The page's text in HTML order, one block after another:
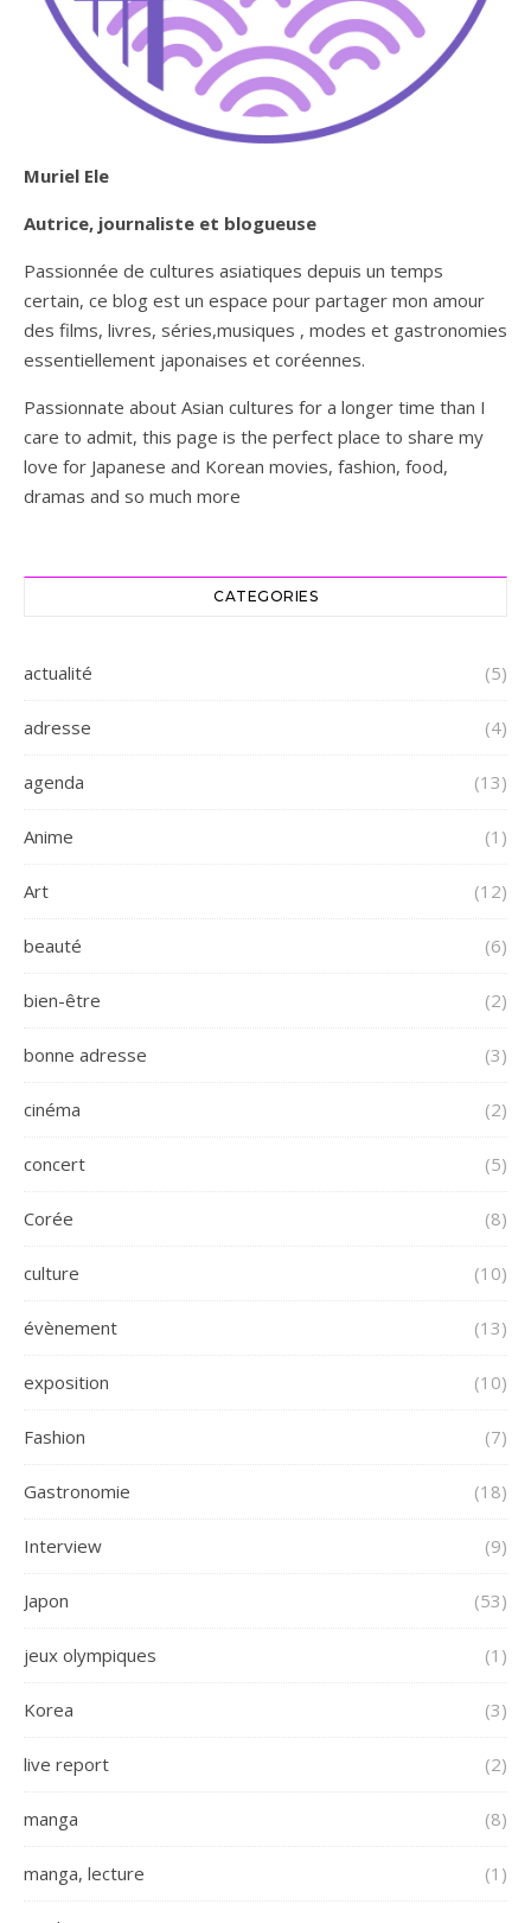
Muriel Ele
Autrice, journaliste et blogueuse
Passionnée de cultures asiatiques depuis un temps
certain, ce blog est un espace pour partager mon amour
des films, livres, séries,musiques , modes et gastronomies
essentiellement japonaises et coréennes.
Passionnate about Asian cultures for a longer time than I
care to admit, this page is the perfect place to share my
love for Japanese and Korean movies, fashion, food,
dramas and so much more
CATEGORIES
actualité (5)
adresse (4)
agenda (13)
Anime (1)
Art (12)
beauté (6)
bien-être (2)
bonne adresse (3)
cinéma (2)
concert (5)
Corée (8)
culture (10)
évènement (13)
exposition (10)
Fashion (7)
Gastronomie (18)
Interview (9)
Japon (53)
jeux olympiques (1)
Korea (3)
live report (2)
manga (8)
manga, lecture (1)